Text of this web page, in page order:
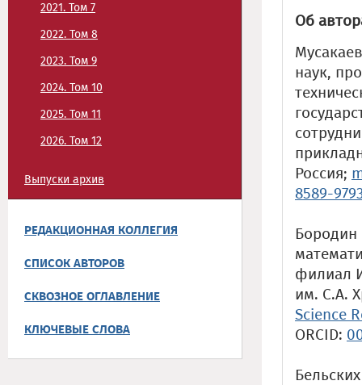
2021. Том 7
2022. Том 8
2023. Том 9
2024. Том 10
2025. Том 11
2026. Том 12
Выпуски архив
РЕДАКЦИОННАЯ КОЛЛЕГИЯ
СПИСОК АВТОРОВ
СКВОЗНОЕ ОГЛАВЛЕНИЕ
КЛЮЧЕВЫЕ СЛОВА
Об
наук,
Россия;
8589-
Бородин
филиал
им. С.А.
Science
ORCID: